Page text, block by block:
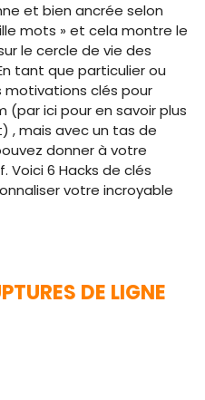
et bien ancrée selon
mots » et cela montre le
le cercle de vie des
tant que particulier ou
motivations clés pour
ici pour en savoir plus
, mais avec un tas de
donner à votre
Voici 6 Hacks de clés
votre incroyable
DE LIGNE